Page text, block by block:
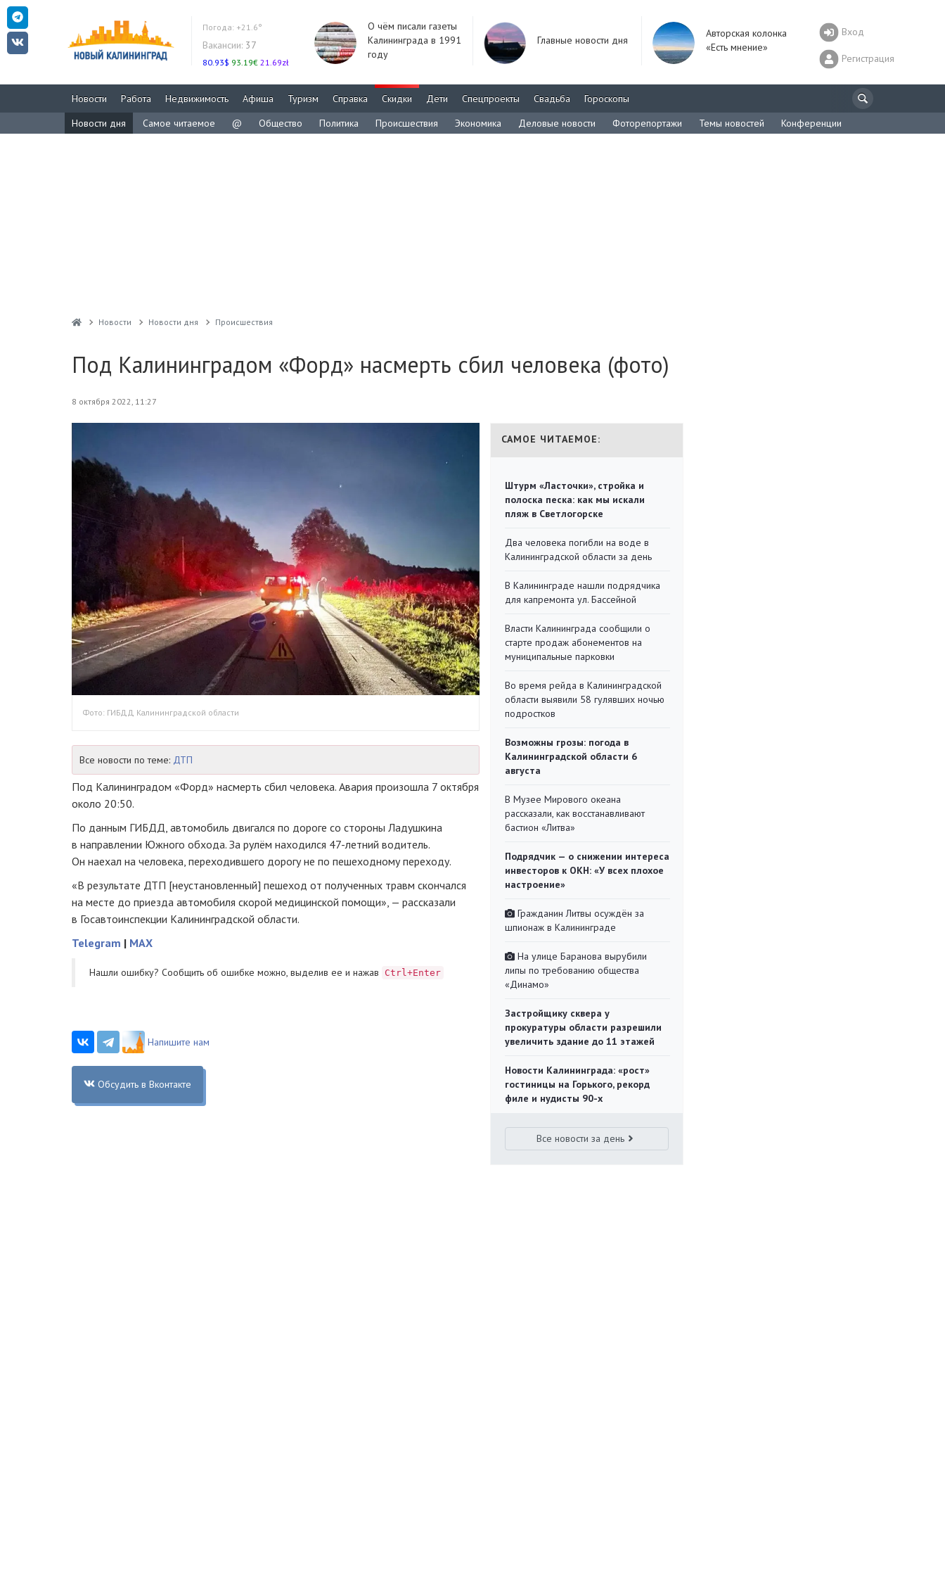
Погода: +21.6°
Вакансии: 37
80.93$ 93.19€ 21.69zł
О чём писали газеты
Калининграда в 1991
году
Главные новости дня
Авторская колонка
«Есть мнение»
Вход
Регистрация
Новости Работа Недвижимость Афиша Туризм Справка Скидки Дети Спецпроекты Свадьба
Гороскопы
Новости дня
Самое читаемое @ Общество Политика Происшествия Экономика Деловые новости Фоторепортажи Темы новостей Конференции
Новости Новости дня Проиcшествия
Под Калининградом «Форд» насмерть сбил человека (фото)
8 октября 2022, 11:27
Фото: ГИБДД Калининградской области
Все новости по теме: ДТП
Под Калининградом «Форд» насмерть сбил человека. Авария произошла 7 октября
около 20:50.
По данным ГИБДД, автомобиль двигался по дороге со стороны Ладушкина
в направлении Южного обхода. За рулём находился 47-летний водитель.
Он наехал на человека, переходившего дорогу не по пешеходному переходу.
«В результате ДТП [неустановленный] пешеход от полученных травм скончался
на месте до приезда автомобиля скорой медицинской помощи», — рассказали
в Госавтоинспекции Калининградской области.
Telegram | MAX
Нашли ошибку? Cообщить об ошибке можно, выделив ее и нажав Ctrl+Enter
Напишите нам
Обсудить в Вконтакте
САМОЕ ЧИТАЕМОЕ:
Штурм «Ласточки», стройка и
полоска песка: как мы искали
пляж в Светлогорске
Два человека погибли на воде в
Калининградской области за день
В Калининграде нашли подрядчика
для капремонта ул. Бассейной
Власти Калининграда сообщили о
старте продаж абонементов на
муниципальные парковки
Во время рейда в Калининградской
области выявили 58 гулявших ночью
подростков
Возможны грозы: погода в
Калининградской области 6
августа
В Музее Мирового океана
рассказали, как восстанавливают
бастион «Литва»
Подрядчик — о снижении интереса
инвесторов к ОКН: «У всех плохое
настроение»
Гражданин Литвы осуждён за
шпионаж в Калининграде
На улице Баранова вырубили
липы по требованию общества
«Динамо»
Застройщику сквера у
прокуратуры области разрешили
увеличить здание до 11 этажей
Новости Калининграда: «рост»
гостиницы на Горького, рекорд
филе и нудисты 90-х
Все новости за день